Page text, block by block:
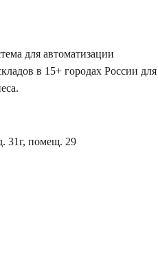
для автоматизации
в 15+ городах России для
31г, помещ. 29